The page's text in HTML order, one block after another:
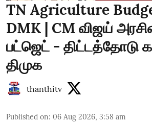
TN Agriculture
DMK | CM விஜய்
பட்ஜெட் - திட்டத்தோடு
திமுக
thanthitv
Published on: 06 Aug 2026, 3:58 am